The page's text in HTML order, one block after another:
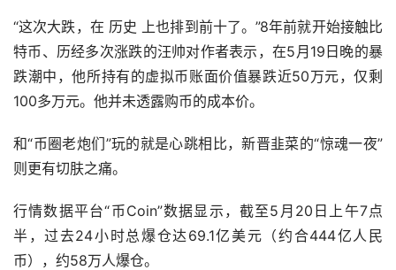
“这次大跌，在 历史 上也排到前十了。”8年前就开始接触比
特币、历经多次涨跌的汪帅对作者表示，在5月19日晚的暴
跌潮中，他所持有的虚拟币账面价值暴跌近50万元，仅剩
100多万元。他并未透露购币的成本价。
和“币圈老炮们”玩的就是心跳相比，新晋韭菜的“惊魂一夜”
则更有切肤之痛。
行情数据平台“币Coin”数据显示，截至5月20日上午7点
半，过去24小时总爆仓达69.1亿美元（约合444亿人民
币），约58万人爆仓。